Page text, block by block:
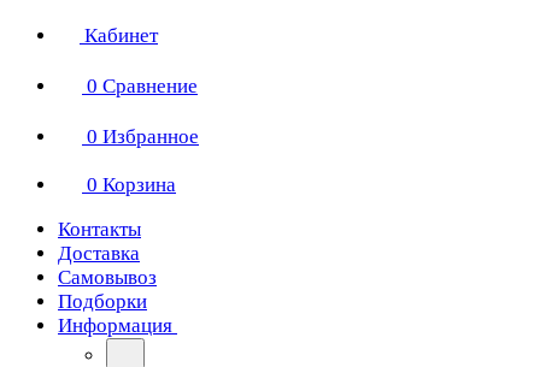
Кабинет
0 Сравнение
0 Избранное
0 Корзина
Контакты
Доставка
Самовывоз
Подборки
Информация